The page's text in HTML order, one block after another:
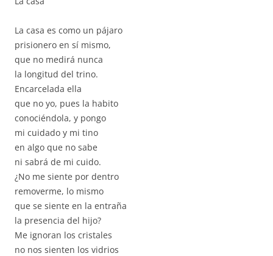
La casa es como un pájaro
prisionero en sí mismo,
que no medirá nunca
la longitud del trino.
Encarcelada ella
que no yo, pues la habito
conociéndola, y pongo
mi cuidado y mi tino
en algo que no sabe
ni sabrá de mi cuido.
¿No me siente por dentro
removerme, lo mismo
que se siente en la entraña
la presencia del hijo?
Me ignoran los cristales
no nos sienten los vidrios